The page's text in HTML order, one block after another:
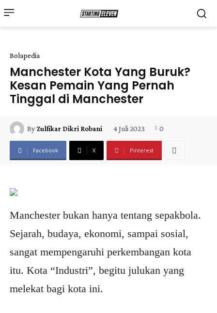
Bolapedia
Manchester Kota Yang Buruk?
Kesan Pemain Yang Pernah
Tinggal di Manchester
By Zulfikar Dikri Robani 4 Juli 2023 0
Facebook X Pinterest
Manchester bukan hanya tentang sepakbola.
Sejarah, budaya, ekonomi, sampai sosial,
sangat mempengaruhi perkembangan kota
itu. Kota “Industri”, begitu julukan yang
melekat bagi kota ini.